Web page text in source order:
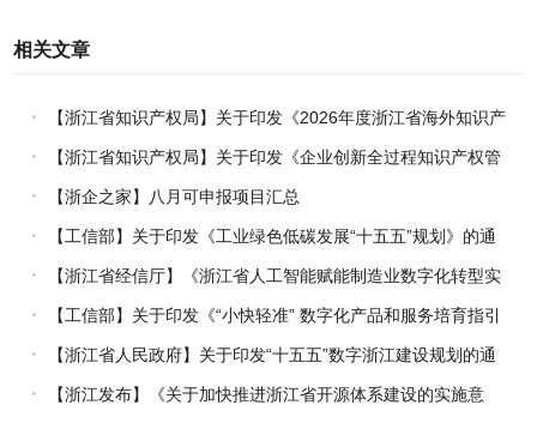
相关文章
【浙江省知识产权局】关于印发《2026年度浙江省海外知识产
权风险统一基础性保障保险实施方案》的通知
【浙江省知识产权局】关于印发《企业创新全过程知识产权管
理指引》的通知
【浙企之家】八月可申报项目汇总
【工信部】关于印发《工业绿色低碳发展“十五五”规划》的通
知
【浙江省经信厅】《浙江省人工智能赋能制造业数字化转型实
施方案（2026-2030年）》印发
【工信部】关于印发《“小快轻准” 数字化产品和服务培育指引
（2026年版）》的通知
【浙江省人民政府】关于印发“十五五”数字浙江建设规划的通
知
【浙江发布】《关于加快推进浙江省开源体系建设的实施意